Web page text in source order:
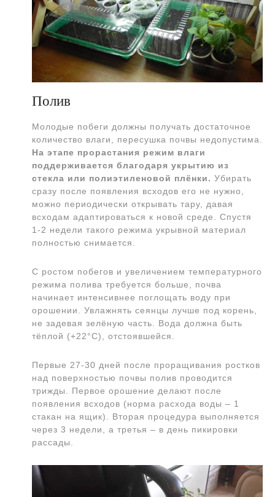
Полив
Молодые побеги должны получать достаточное
количество влаги, пересушка почвы недопустима.
На этапе прорастания режим влаги
поддерживается благодаря укрытию из
стекла или полиэтиленовой плёнки. Убирать
сразу после появления всходов его не нужно,
можно периодически открывать тару, давая
всходам адаптироваться к новой среде. Спустя
1-2 недели такого режима укрывной материал
полностью снимается.
С ростом побегов и увеличением температурного
режима полива требуется больше, почва
начинает интенсивнее поглощать воду при
орошении. Увлажнять сеянцы лучше под корень,
не задевая зелёную часть. Вода должна быть
тёплой (+22°С), отстоявшейся.
Первые 27-30 дней после проращивания ростков
над поверхностью почвы полив проводится
трижды. Первое орошение делают после
появления всходов (норма расхода воды – 1
стакан на ящик). Вторая процедура выполняется
через 3 недели, а третья – в день пикировки
рассады.